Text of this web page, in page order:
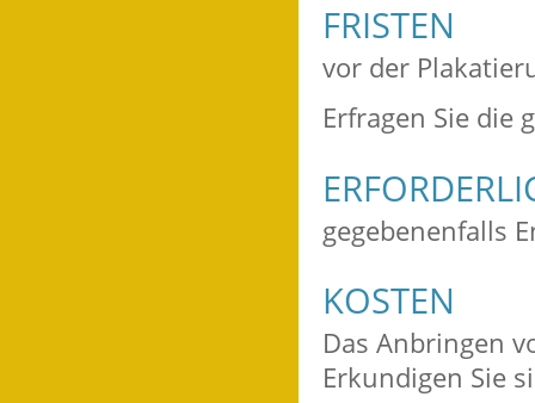
FRISTEN
vor der
Erfragen Sie die
gegebenenfalls
KOSTEN
Das Anbringen
Erkundigen Sie